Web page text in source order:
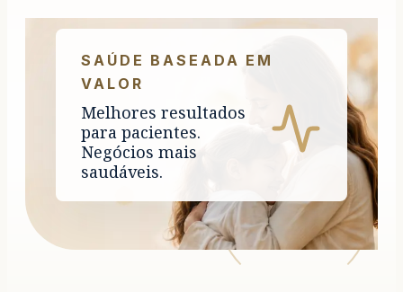
SAÚDE BASEADA EM
VALOR
Melhores resultados
para pacientes.
Negócios mais
saudáveis.